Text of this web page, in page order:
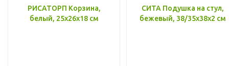
РИСАТОРП Корзина,
белый, 25x26x18 см
СИТА Подушка на стул,
бежевый, 38/35x38x2 см